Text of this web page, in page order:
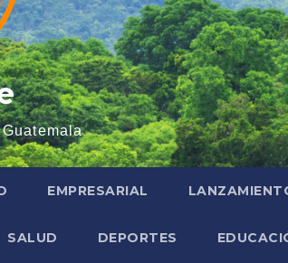
EMPRESARIAL
SALUD DEPORTES